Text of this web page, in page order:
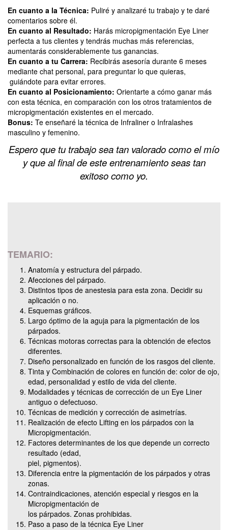
En cuanto a la Técnica: Puliré y analizaré tu trabajo y te daré
comentarios sobre él.
En cuanto al Resultado: Harás micropigmentación Eye Liner
perfecta a tus clientes y tendrás muchas más referencias,
aumentarás considerablemente tus ganancias.
En cuanto a tu Carrera: Recibirás asesoría durante 6 meses
mediante chat personal, para preguntar lo que quieras,
guiándote para evitar errores.
En cuanto al Posicionamiento: Orientarte a cómo ganar más
con esta técnica, en comparación con los otros tratamientos de
micropigmentación existentes en el mercado.
Bonus: Te enseñaré la técnica de Infraliner o Infralashes
masculino y femenino.
Espero que tu trabajo sea tan valorado como el mío
y que al final de este entrenamiento seas tan
exitoso como yo.
TEMARIO:
Anatomía y estructura del párpado.
Afecciones del párpado.
Distintos tipos de anestesia para esta zona. Decidir su
aplicación o no.
Esquemas gráficos.
Largo óptimo de la aguja para la pigmentación de los
párpados.
Técnicas motoras correctas para la obtención de efectos
diferentes.
Diseño personalizado en función de los rasgos del cliente.
Tinta y Combinación de colores en función de: color de ojo,
edad, personalidad y estilo de vida del cliente.
Modalidades y técnicas de corrección de un Eye Liner
antiguo o defectuoso.
Técnicas de medición y corrección de asimetrías.
Realización de efecto Lifting en los párpados con la
Micropigmentación.
Factores determinantes de los que depende un correcto
resultado (edad,
piel, pigmentos).
Diferencia entre la pigmentación de los párpados y otras
zonas.
Contraindicaciones, atención especial y riesgos en la
Micropigmentación de
los párpados. Zonas prohibidas.
Paso a paso de la técnica Eye Liner